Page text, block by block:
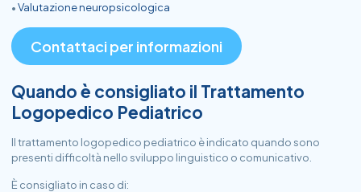
•Valutazione neuropsicologica
Contattaci per informazioni
Quando è consigliato il Trattamento
Logopedico Pediatrico
Il trattamento logopedico pediatrico è indicato quando sono
presenti difficoltà nello sviluppo linguistico o comunicativo.
È consigliato in caso di: